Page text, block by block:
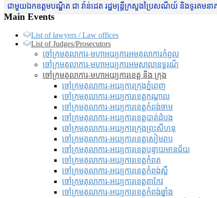
ជាមួយឯកឧត្តមបណ្ឌិត ជា វ៉ាន់ដេត រដ្ឋមន្រ្តីក្រសួងប្រៃសណីយ៍ និងទូរគ
Main Events
List of lawyers / Law offices
List of Judges/Prosecutors
ចៅក្រមតុលាការ-មហាអយ្យការអមតុលាការកំពូល
ចៅក្រមតុលាការ-មហាអយ្យការអមសាលាឧទ្ធរណ៏
ចៅក្រមតុលាការ-មហាអយ្យការខេត្ត និង ក្រុង
ចៅក្រមតុលាការ-អយ្យការក្រុងភ្នំពេញ
ចៅក្រមតុលាការ-អយ្យការខេត្តកណ្តាល
ចៅក្រមតុលាការ-អយ្យការខេត្តកំពង់ចាម
ចៅក្រមតុលាការ-អយ្យការខេត្តបាត់ដំបង
ចៅក្រមតុលាការ-អយ្យការ​ក្រុងព្រះសីហនុ
ចៅក្រមតុលាការ-អយ្យការខេត្តសៀមរាប
ចៅក្រមតុលាការ-អយ្យការខេត្តបន្ទាយមានជ័យ
ចៅក្រមតុលាការ-អយ្យការខេត្តកំពត
ចៅក្រមតុលាការ-អយ្យការខេត្តកំពង់ស្ពឺ
ចៅក្រមតុលាការ-អយ្យការខេត្តតាកែវ
ចៅក្រមតុលាការ-អយ្យការខេត្តកំពង់ឆ្នាំង